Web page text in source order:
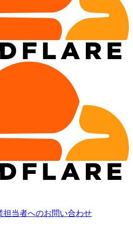
担当者へのお問い合わせ